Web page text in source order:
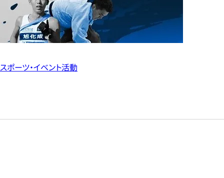
スポーツ・イベント活動